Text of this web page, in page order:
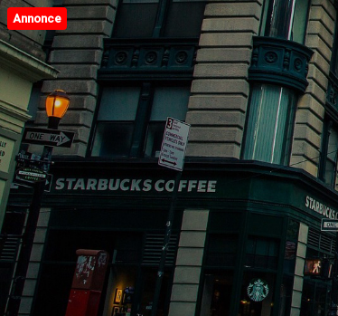
Annonce